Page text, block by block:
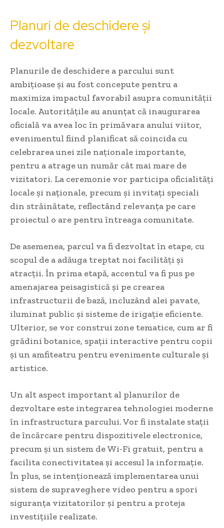
Planuri de deschidere și
dezvoltare
Planurile de deschidere a parcului sunt
ambițioase și au fost concepute pentru a
maximiza impactul favorabil asupra comunității
locale. Autoritățile au anunțat că inaugurarea
oficială va avea loc în primăvara anului viitor,
evenimentul fiind planificat să coincida cu
celebrarea unei zile naționale importante,
pentru a atrage un număr cât mai mare de
vizitatori. La ceremonie vor participa oficialități
locale și naționale, precum și invitați speciali
din străinătate, reflectând relevanța pe care
proiectul o are pentru întreaga comunitate.
De asemenea, parcul va fi dezvoltat în etape, cu
scopul de a adăuga treptat noi facilități și
atracții. În prima etapă, accentul va fi pus pe
amenajarea peisagistică și pe crearea
infrastructurii de bază, incluzând alei pavate,
iluminat public și sisteme de irigație eficiente.
Ulterior, se vor construi zone tematice, cum ar fi
grădini botanice, spații interactive pentru copii
și un amfiteatru pentru evenimente culturale și
artistice.
Un alt aspect important al planurilor de
dezvoltare este integrarea tehnologiei moderne
în infrastructura parcului. Vor fi instalate stații
de încărcare pentru dispozitivele electronice,
precum și un sistem de Wi-Fi gratuit, pentru a
facilita conectivitatea și accesul la informație.
În plus, se intenționează implementarea unui
sistem de supraveghere video pentru a spori
siguranța vizitatorilor și pentru a proteja
investițiile realizate.